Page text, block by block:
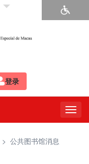
登录
> 公共图书馆消息